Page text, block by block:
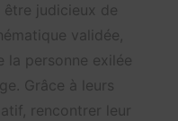
être judicieux de
validée,
la personne exilée
Grâce à leurs
rencontrer leur